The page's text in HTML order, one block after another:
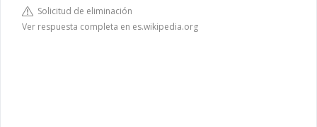
Solicitud de eliminación
Ver respuesta completa en es.wikipedia.org